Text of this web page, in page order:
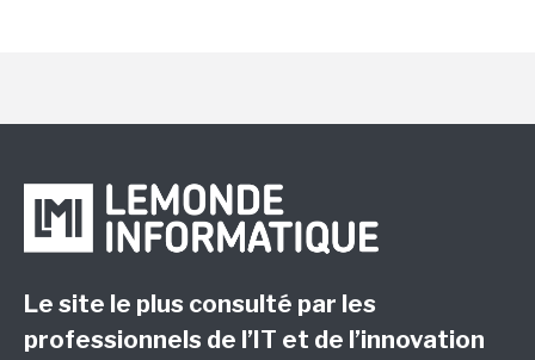
Le site le plus consulté par les
professionnels de l’IT et de l’innovation